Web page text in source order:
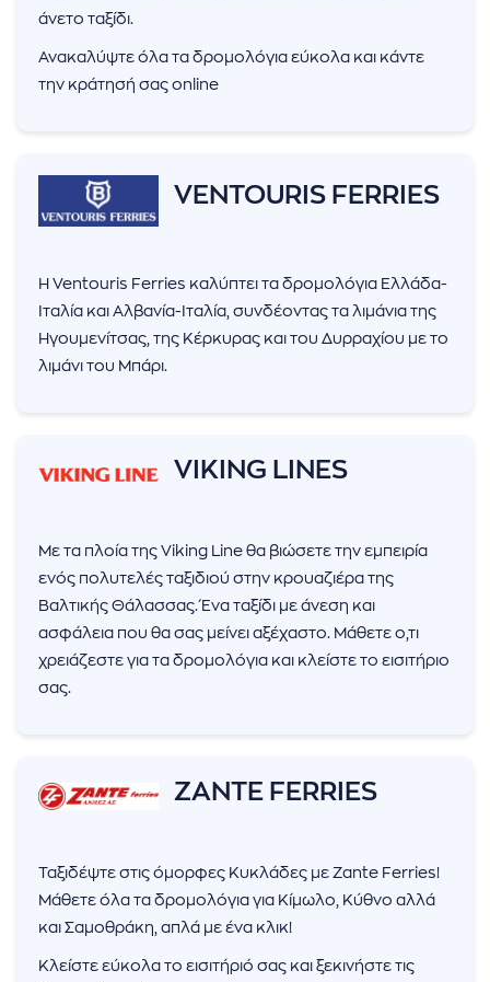
άνετο ταξίδι.
Ανακαλύψτε όλα τα δρομολόγια εύκολα και κάντε
την κράτησή σας online
VENTOURIS FERRIES
Η Ventouris Ferries καλύπτει τα δρομολόγια Ελλάδα-
Ιταλία και Αλβανία-Ιταλία, συνδέοντας τα λιμάνια της
Ηγουμενίτσας, της Κέρκυρας και του Δυρραχίου με το
λιμάνι του Μπάρι.
VIKING LINES
Με τα πλοία της Viking Line θα βιώσετε την εμπειρία
ενός πολυτελές ταξιδιού στην κρουαζιέρα της
Βαλτικής Θάλασσας. Ένα ταξίδι με άνεση και
ασφάλεια που θα σας μείνει αξέχαστο. Μάθετε ο,τι
χρειάζεστε για τα δρομολόγια και κλείστε το εισιτήριο
σας.
ZANTE FERRIES
Ταξιδέψτε στις όμορφες Κυκλάδες με Zante Ferries!
Μάθετε όλα τα δρομολόγια για Κίμωλο, Κύθνο αλλά
και Σαμοθράκη, απλά με ένα κλικ!
Κλείστε εύκολα το εισιτήριό σας και ξεκινήστε τις